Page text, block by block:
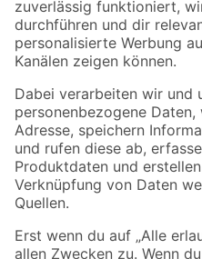
Zur Newsletter Anmeldung
Folge uns
Zahlungsarten
Sicher einkaufen